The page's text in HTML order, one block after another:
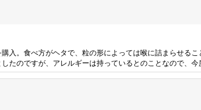
入。食べ方がヘタで、粒の形によっては喉に詰まらせる
たのですが、アレルギーは持っているとのことなので、今